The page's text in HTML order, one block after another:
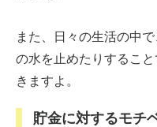
また、日々の生活の中
の水を止めたりするこ
きますよ。
貯金に対するモチ